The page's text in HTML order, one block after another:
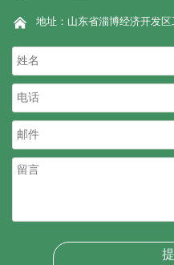
 地址：山东省淄博经济开发